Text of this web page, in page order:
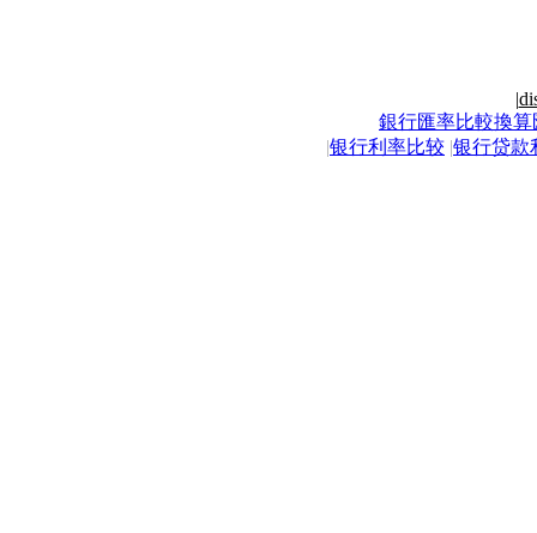
|
銀行匯率比較換算
|银行利率比较 |银行贷款